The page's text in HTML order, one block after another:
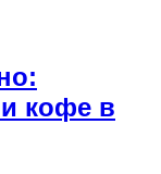
кофе в